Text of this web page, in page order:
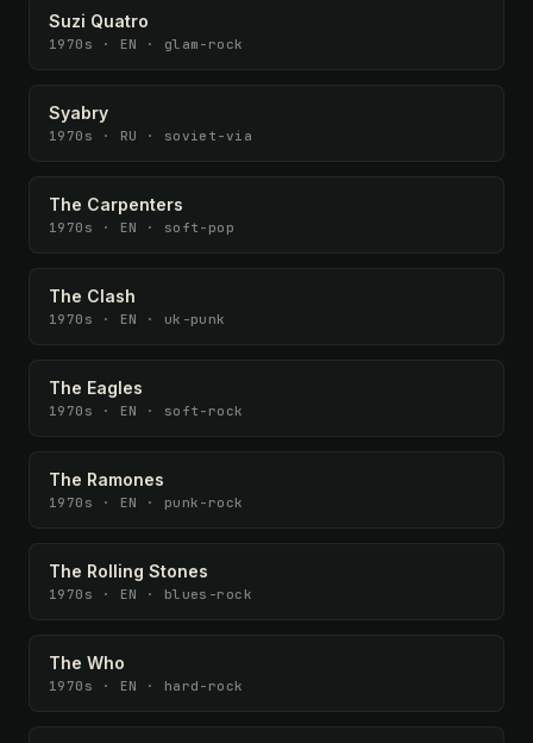
Suzi Quatro
1970s · EN · glam-rock
Syabry
1970s · RU · soviet-via
The Carpenters
1970s · EN · soft-pop
The Clash
1970s · EN · uk-punk
The Eagles
1970s · EN · soft-rock
The Ramones
1970s · EN · punk-rock
The Rolling Stones
1970s · EN · blues-rock
The Who
1970s · EN · hard-rock